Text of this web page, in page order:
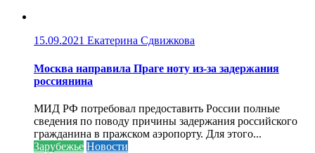
15.09.2021 Екатерина Сдвижкова
Москва направила Праге ноту из-за задержания
россиянина
МИД РФ потребовал предоставить России полные
сведения по поводу причины задержания российского
гражданина в пражском аэропорту. Для этого...
Зарубежье Новости